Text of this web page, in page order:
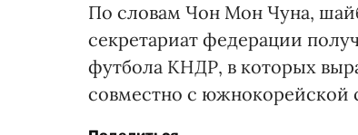
По словам Чон Мон Чуна,
секретариат федерации
футбола КНДР, в которых
совместно с южнокорейской